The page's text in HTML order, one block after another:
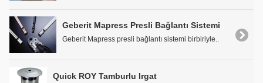
Geberit Mapress Presli Bağlantı Sistemi
Geberit Mapress presli bağlantı sistemi birbiriyle..
Quick ROY Tamburlu Irgat